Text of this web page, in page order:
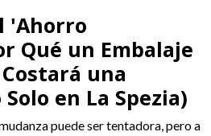
'Ahorro
Qué un Embalaje
una
en La Spezia)
puede ser tentadora, pero a